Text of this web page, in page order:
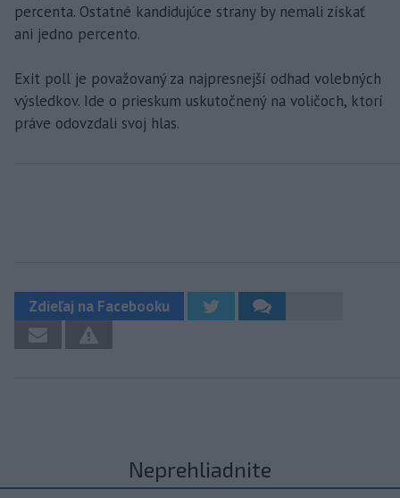
percenta. Ostatné kandidujúce strany by nemali získať
ani jedno percento.
Exit poll je považovaný za najpresnejší odhad volebných
výsledkov. Ide o prieskum uskutočnený na voličoch, ktorí
práve odovzdali svoj hlas.
Zdieľaj na Facebooku
Neprehliadnite